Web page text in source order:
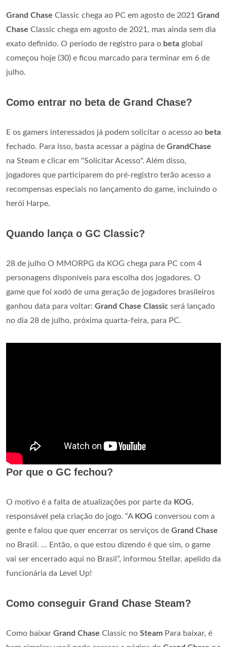
Grand Chase Classic chega ao PC em agosto de 2021 Grand
Chase Classic chega em agosto de 2021, mas ainda sem dia
exato definido. O período de registro para o beta global
começou hoje (30) e ficou marcado para terminar em 6 de
julho.
Como entrar no beta de Grand Chase?
E os gamers interessados já podem solicitar o acesso ao beta
fechado. Para isso, basta acessar a página de GrandChase
na Steam e clicar em "Solicitar Acesso". Além disso,
jogadores que participarem do pré-registro terão acesso a
recompensas especiais no lançamento do game, incluindo o
herói Harpe.
Quando lança o GC Classic?
28 de julho O MMORPG da KOG chega para PC com 4
personagens disponíveis para escolha dos jogadores. O
game que foi xodó de uma geração de jogadores brasileiros
ganhou data para voltar: Grand Chase Classic será lançado
no dia 28 de julho, próxima quarta-feira, para PC.
Por que o GC fechou?
O motivo é a falta de atualizações por parte da KOG,
responsável pela criação do jogo. “A KOG conversou com a
gente e falou que quer encerrar os serviços de Grand Chase
no Brasil. ... Então, o que estou dizendo é que sim, o game
vai ser encerrado aqui no Brasil”, informou Stellar, apelido da
funcionária da Level Up!
Como conseguir Grand Chase Steam?
Como baixar Grand Chase Classic no Steam Para baixar, é